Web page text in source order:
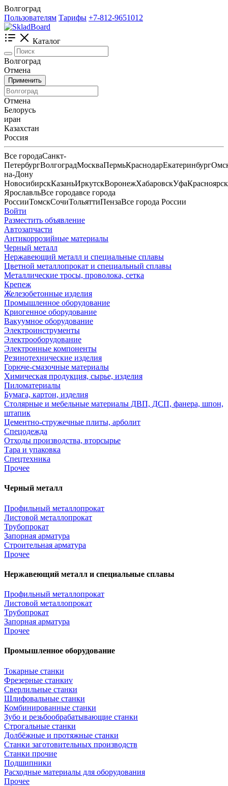
Волгоград
Пользователям Тарифы +7-812-9651012
Каталог
Волгоград
Отмена
Применить
Отмена
Белорусь
иран
Казахстан
Россия
Все городаСанкт-
ПетербургВолгоградМоскваПермьКраснодарЕкатеринбург
на-Дону
НовосибирскКазаньИркутскВоронежХабаровскУфаКрасноярск
ЯрославльВсе городавсе города
РоссииТомскСочиТольяттиПензаВсе города России
Войти
Разместить объявление
Автозапчасти
Антикоррозийные материалы
Черный металл
Нержавеющий металл и специальные сплавы
Цветной металлопрокат и специальный сплавы
Металлические тросы, проволока, сетка
Крепеж
Железобетонные изделия
Промышленное оборудование
Криогенное оборудование
Вакуумное оборудование
Электроинструменты
Электрооборудование
Электронные компоненты
Резинотехнические изделия
Горюче-смазочные материалы
Химическая продукция, сырье, изделия
Пиломатериалы
Бумага, картон, изделия
Столярные и мебельные материалы ДВП, ДСП, фанера, шпон,
штапик
Цементно-стружечные плиты, арболит
Спецодежда
Отходы производства, вторсырье
Тара и упаковка
Спецтехника
Прочее
Черный металл
Профильный металлопрокат
Листовой металлопрокат
Трубопрокат
Запорная арматура
Строительная арматура
Прочее
Нержавеющий металл и специальные сплавы
Профильный металлопрокат
Листовой металлопрокат
Трубопрокат
Запорная арматура
Прочее
Промышленное оборудование
Токарные станки
Фрезерные станкиv
Сверлильные станки
Шлифовальные станки
Комбинированные станки
Зубо и резьбообрабатывающие станки
Строгальные станки
Долбёжные и протяжные станки
Станки заготовительных производств
Станки прочие
Подшипники
Расходные материалы для оборудования
Прочее